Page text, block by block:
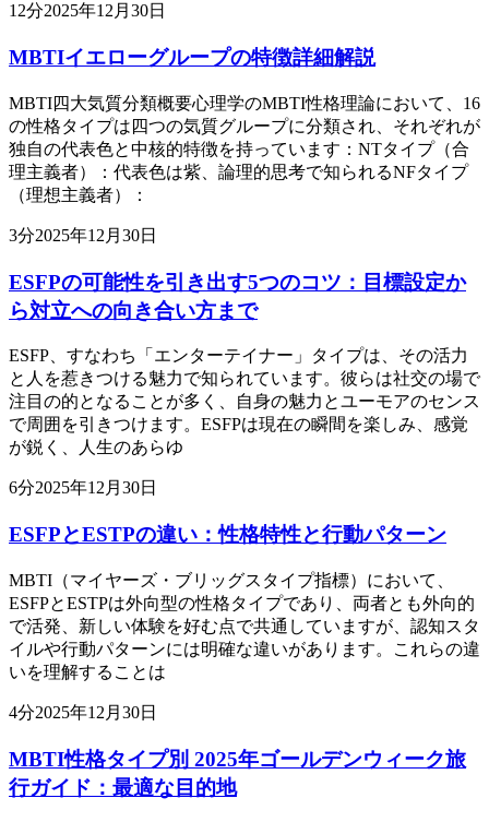
12分2025年12月30日
MBTIイエローグループの特徴詳細解説
MBTI四大気質分類概要心理学のMBTI性格理論において、16
の性格タイプは四つの気質グループに分類され、それぞれが
独自の代表色と中核的特徴を持っています：NTタイプ（合
理主義者）：代表色は紫、論理的思考で知られるNFタイプ
（理想主義者）：
3分2025年12月30日
ESFPの可能性を引き出す5つのコツ：目標設定か
ら対立への向き合い方まで
ESFP、すなわち「エンターテイナー」タイプは、その活力
と人を惹きつける魅力で知られています。彼らは社交の場で
注目の的となることが多く、自身の魅力とユーモアのセンス
で周囲を引きつけます。ESFPは現在の瞬間を楽しみ、感覚
が鋭く、人生のあらゆ
6分2025年12月30日
ESFPとESTPの違い：性格特性と行動パターン
MBTI（マイヤーズ・ブリッグスタイプ指標）において、
ESFPとESTPは外向型の性格タイプであり、両者とも外向的
で活発、新しい体験を好む点で共通していますが、認知スタ
イルや行動パターンには明確な違いがあります。これらの違
いを理解することは
4分2025年12月30日
MBTI性格タイプ別 2025年ゴールデンウィーク旅
行ガイド：最適な目的地